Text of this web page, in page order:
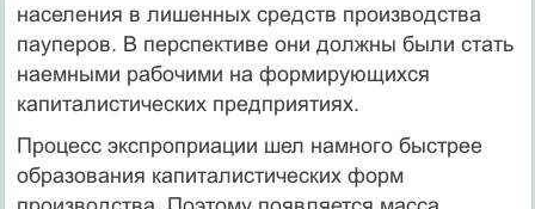
населения в лишенных средств производства
пауперов. В перспективе они должны были стать
наемными рабочими на формирующихся
капиталистических предприятиях.
Процесс экспроприации шел намного быстрее
образования капиталистических форм